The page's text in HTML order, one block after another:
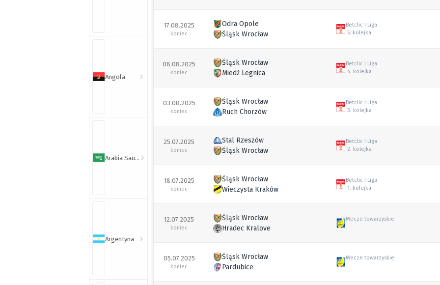
Angola
Arabia Saudyjska
Argentyna
17.08.2025
koniec
Odra Opole
Śląsk Wrocław
Betclic I Liga
5. kolejka
08.08.2025
koniec
Śląsk Wrocław
Miedź Legnica
Betclic I Liga
4. kolejka
03.08.2025
koniec
Śląsk Wrocław
Ruch Chorzów
Betclic I Liga
3. kolejka
25.07.2025
koniec
Stal Rzeszów
Śląsk Wrocław
Betclic I Liga
2. kolejka
18.07.2025
koniec
Śląsk Wrocław
Wieczysta Kraków
Betclic I Liga
1. kolejka
12.07.2025
koniec
Śląsk Wrocław
Hradec Kralove
Mecze towarzyskie
05.07.2025
koniec
Śląsk Wrocław
Pardubice
Mecze towarzyskie